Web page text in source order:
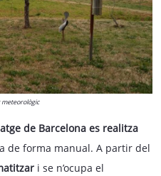
de Barcelona es realitza
de forma manual. A partir del
i se n’ocupa el